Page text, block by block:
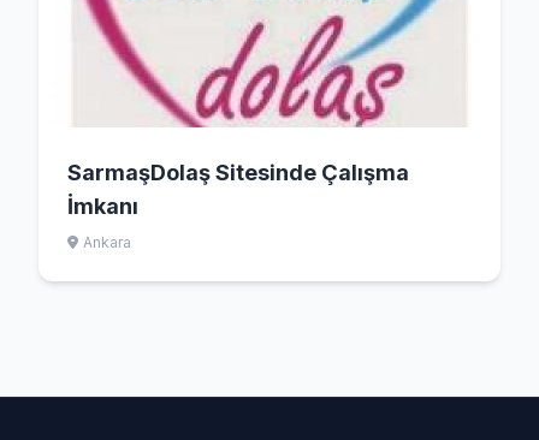
SarmaşDolaş Sitesinde Çalışma
İmkanı
Ankara